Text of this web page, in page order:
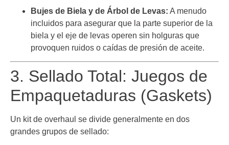
Bujes de Biela y de Árbol de Levas: A menudo
incluidos para asegurar que la parte superior de la
biela y el eje de levas operen sin holguras que
provoquen ruidos o caídas de presión de aceite.
3. Sellado Total: Juegos de
Empaquetaduras (Gaskets)
Un kit de overhaul se divide generalmente en dos
grandes grupos de sellado: